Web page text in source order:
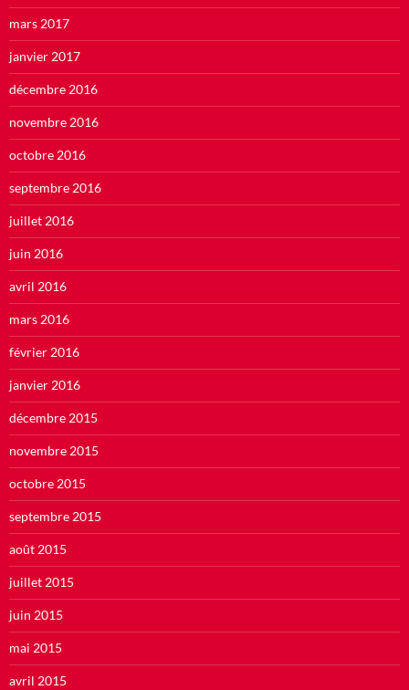
mars 2017
janvier 2017
décembre 2016
novembre 2016
octobre 2016
septembre 2016
juillet 2016
juin 2016
avril 2016
mars 2016
février 2016
janvier 2016
décembre 2015
novembre 2015
octobre 2015
septembre 2015
août 2015
juillet 2015
juin 2015
mai 2015
avril 2015